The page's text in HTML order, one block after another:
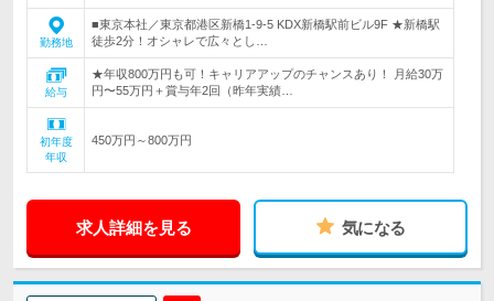
勤務地
■東京本社／東京都港区新橋1-9-5 KDX新橋駅前ビル9F ★新橋駅
徒歩2分！オシャレで広々とし…
給与
★年収800万円も可！キャリアアップのチャンスあり！ 月給30万
円〜55万円＋賞与年2回（昨年実績…
初年度
年収
450万円～800万円
求人詳細を見る 気になる